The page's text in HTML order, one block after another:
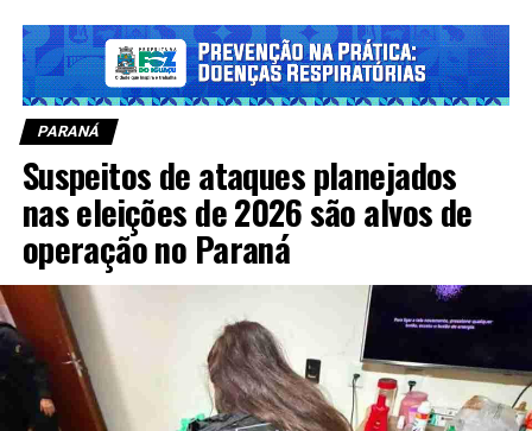
PARANÁ
Suspeitos de ataques planejados
nas eleições de 2026 são alvos de
operação no Paraná